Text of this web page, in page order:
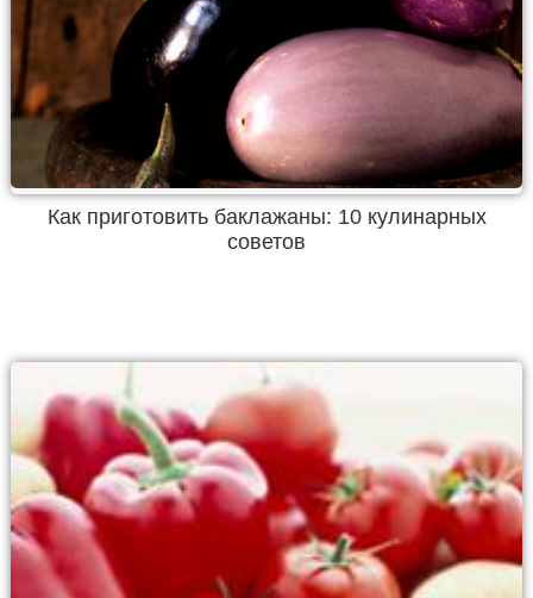
Как приготовить баклажаны: 10 кулинарных
советов